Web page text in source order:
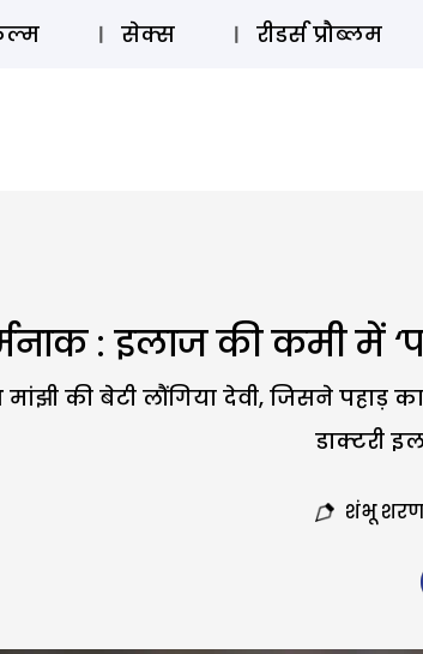
सेक्स रीडर्स प्रौब्लम
: इलाज की कमी में
की बेटी लौंगिया देवी, जिसने
डाक्टरी
शंभू शरण